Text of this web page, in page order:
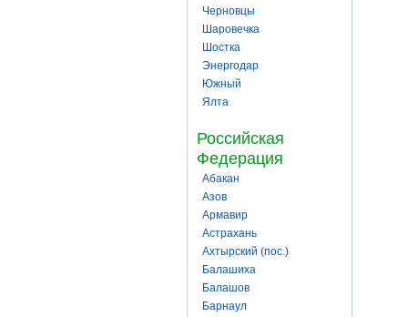
Черновцы
Шаровечка
Шостка
Энергодар
Южный
Ялта
Российская
Федерация
Абакан
Азов
Армавир
Астрахань
Ахтырский (пос.)
Балашиха
Балашов
Барнаул